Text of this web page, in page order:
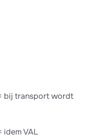
bij transport wordt
idem VAL